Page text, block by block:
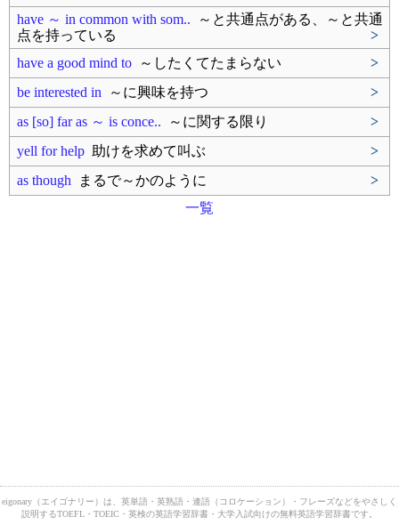
have ～ in common with som.. ～と共通点がある、～と共通
点を持っている
>
have a good mind to ～したくてたまらない
>
be interested in ～に興味を持つ
>
as [so] far as ～ is conce.. ～に関する限り
>
yell for help 助けを求めて叫ぶ
>
as though まるで～かのように
>
一覧
eigonary（エイゴナリー）は、英単語・英熟語・連語（コロケーション）・フレーズなどをやさしく
説明するTOEFL・TOEIC・英検の英語学習辞書・大学入試向けの無料英語学習辞書です。